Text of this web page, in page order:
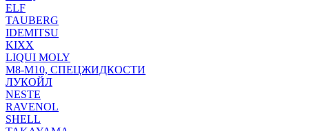
ELF
TAUBERG
IDEMITSU
KIXX
LIQUI MOLY
М8-М10, СПЕЦЖИДКОСТИ
ЛУКОЙЛ
NESTE
RAVENOL
SHELL